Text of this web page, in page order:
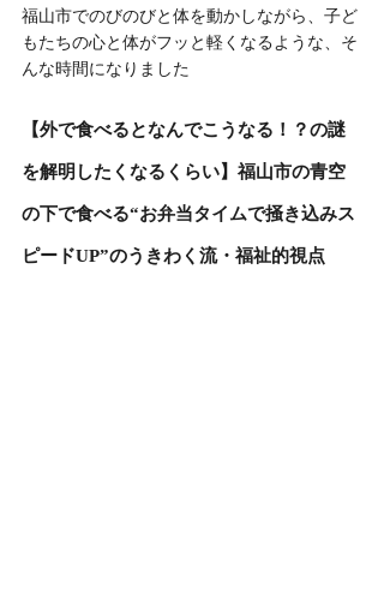
福山市でのびのびと体を動かしながら、子ど
もたちの心と体がフッと軽くなるような、そ
んな時間になりました
【外で食べるとなんでこうなる！？の謎
を解明したくなるくらい】福山市の青空
の下で食べる“お弁当タイムで掻き込みス
ピードUP”のうきわく流・福祉的視点